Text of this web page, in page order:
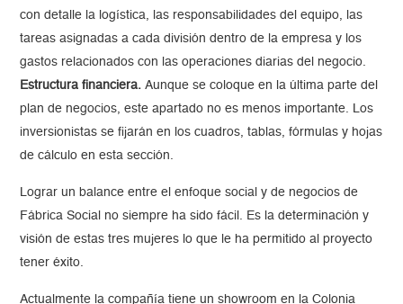
con detalle la logística, las responsabilidades del equipo, las
tareas asignadas a cada división dentro de la empresa y los
gastos relacionados con las operaciones diarias del negocio.
Estructura financiera.Aunque se coloque en la última parte del
plan de negocios, este apartado no es menos importante. Los
inversionistas se fijarán en los cuadros, tablas, fórmulas y hojas
de cálculo en esta sección.
Lograr un balance entre el enfoque social y de negocios de
Fábrica Social no siempre ha sido fácil. Es la determinación y
visión de estas tres mujeres lo que le ha permitido al proyecto
tener éxito.
Actualmente la compañía tiene un showroom en la Colonia